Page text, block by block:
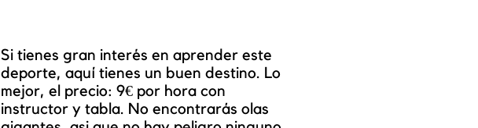
Si tienes gran interés en aprender este
deporte, aquí tienes un buen destino. Lo
mejor, el precio: 9€ por hora con
instructor y tabla. No encontrarás olas